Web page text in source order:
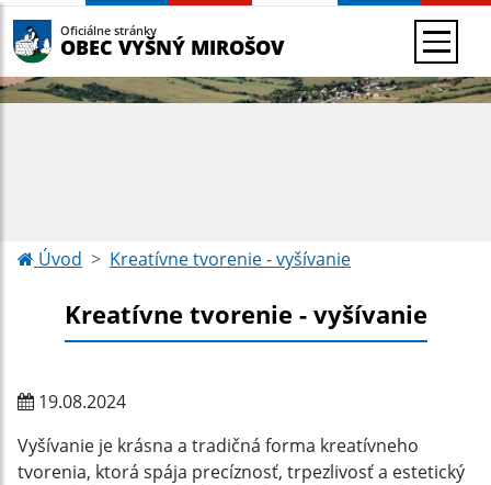
Oficiálne stránky
OBEC VYŠNÝ MIROŠOV
Úvod Kreatívne tvorenie - vyšívanie
Kreatívne tvorenie - vyšívanie
19.08.2024
Vyšívanie je krásna a tradičná forma kreatívneho
tvorenia, ktorá spája precíznosť, trpezlivosť a estetický